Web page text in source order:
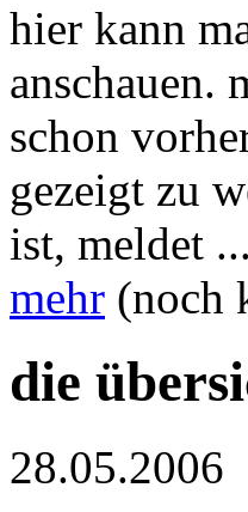
hier kann
anschauen.
schon
gezeigt zu
ist, meldet ...
mehr (noch
die
28.05.2006